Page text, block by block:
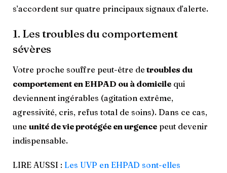
s’accordent sur quatre principaux signaux d’alerte.
1. Les troubles du comportement
sévères
Votre proche souffre peut-être de troubles du
comportement en EHPAD ou à domicile qui
deviennent ingérables (agitation extrême,
agressivité, cris, refus total de soins). Dans ce cas,
une unité de vie protégée en urgence peut devenir
indispensable.
LIRE AUSSI : Les UVP en EHPAD sont-elles